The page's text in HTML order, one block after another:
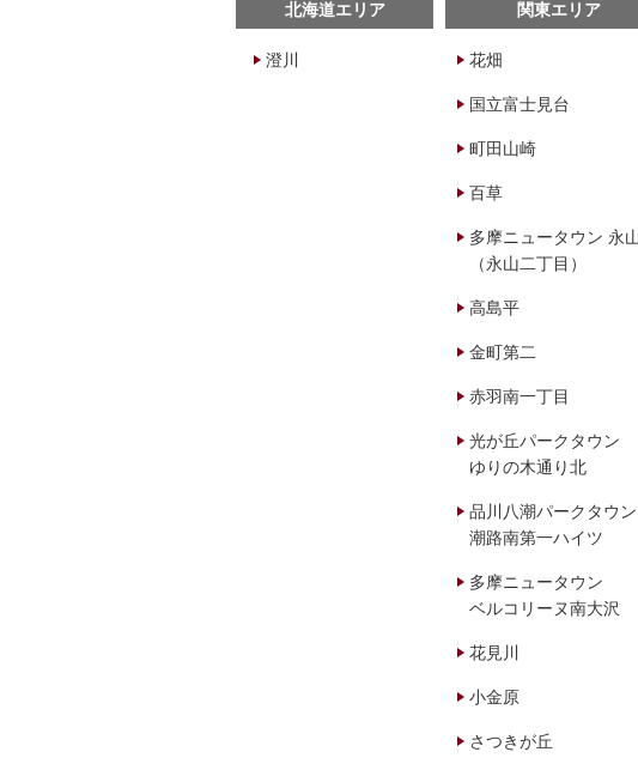
北海道エリア
澄川
関東エリア
花畑
国立富士見台
町田山崎
百草
多摩ニュータウン 永
（永山二丁目）
高島平
金町第二
赤羽南一丁目
光が丘パークタウン
ゆりの木通り北
品川八潮パークタウン
潮路南第一ハイツ
多摩ニュータウン
ベルコリーヌ南大沢
花見川
小金原
さつきが丘